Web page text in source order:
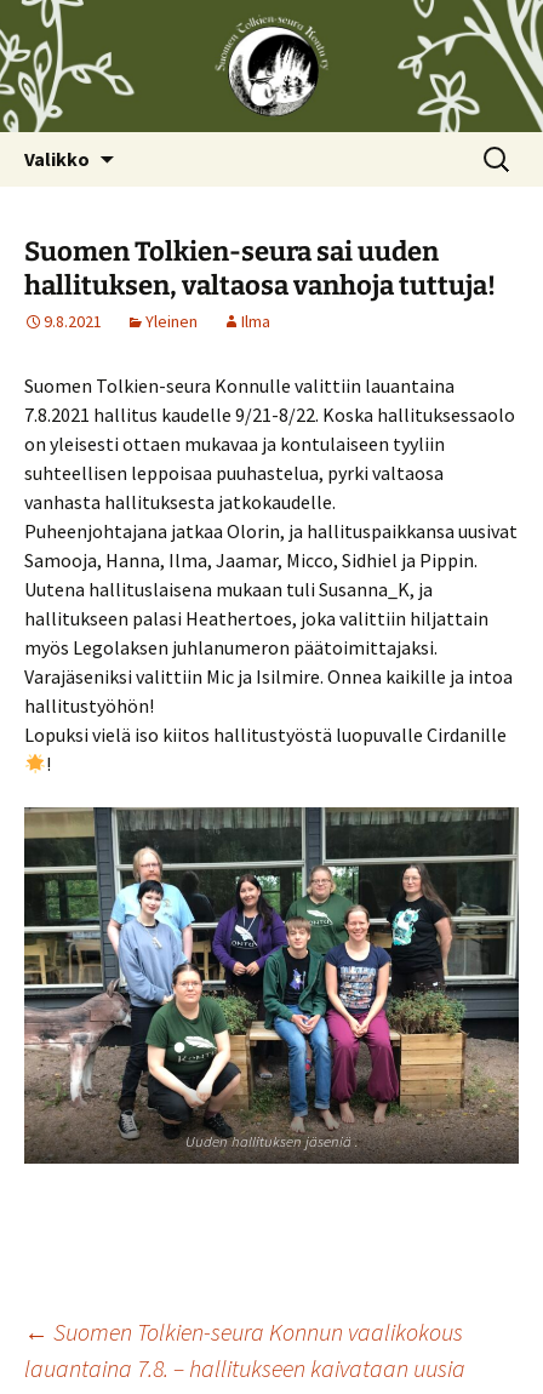
Valikko Haku:
Suomen Tolkien-seura sai uuden
hallituksen, valtaosa vanhoja tuttuja!
9.8.2021 Yleinen Ilma
Suomen Tolkien-seura Konnulle valittiin lauantaina
7.8.2021 hallitus kaudelle 9/21-8/22. Koska hallituksessaolo
on yleisesti ottaen mukavaa ja kontulaiseen tyyliin
suhteellisen leppoisaa puuhastelua, pyrki valtaosa
vanhasta hallituksesta jatkokaudelle.
Puheenjohtajana jatkaa Olorin, ja hallituspaikkansa uusivat
Samooja, Hanna, Ilma, Jaamar, Micco, Sidhiel ja Pippin.
Uutena hallituslaisena mukaan tuli Susanna_K, ja
hallitukseen palasi Heathertoes, joka valittiin hiljattain
myös Legolaksen juhlanumeron päätoimittajaksi.
Varajäseniksi valittiin Mic ja Isilmire. Onnea kaikille ja intoa
hallitustyöhön!
Lopuksi vielä iso kiitos hallitustyöstä luopuvalle Cirdanille
!
Uuden hallituksen jäseniä .
Artikkelien
← Suomen Tolkien-seura Konnun vaalikokous
lauantaina 7.8. – hallitukseen kaivataan uusia